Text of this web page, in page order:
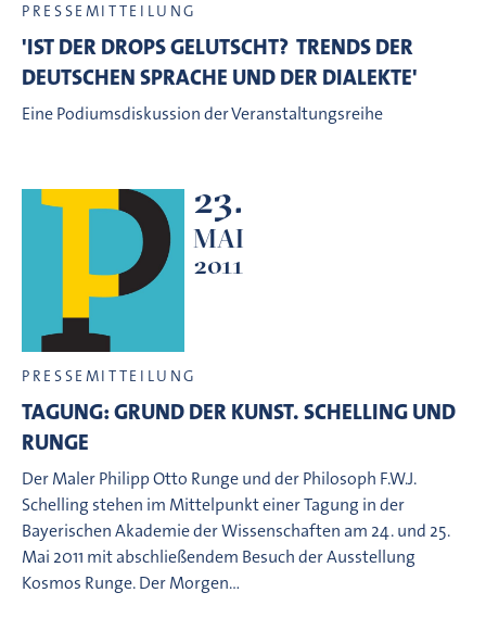
PRESSEMITTEILUNG
'IST DER DROPS GELUTSCHT?  TRENDS DER
DEUTSCHEN SPRACHE UND DER DIALEKTE'
Eine Podiumsdiskussion der Veranstaltungsreihe
23.
MAI
2011
PRESSEMITTEILUNG
TAGUNG: GRUND DER KUNST. SCHELLING UND
RUNGE
Der Maler Philipp Otto Runge und der Philosoph F.W.J.
Schelling stehen im Mittelpunkt einer Tagung in der
Bayerischen Akademie der Wissenschaften am 24. und 25.
Mai 2011 mit abschließendem Besuch der Ausstellung
Kosmos Runge. Der Morgen…